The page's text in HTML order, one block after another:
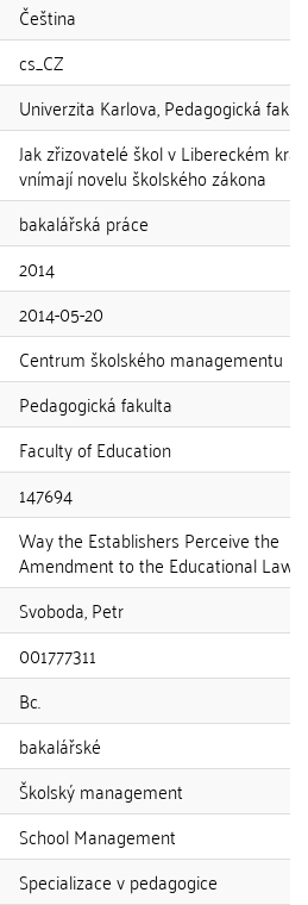
Čeština
cs_CZ
Univerzita Karlova, Pedagogická
Jak zřizovatelé škol v Libereckém kraji
vnímají novelu školského zákona
bakalářská práce
2014
2014-05-20
Centrum školského managementu
Pedagogická fakulta
Faculty of Education
147694
Way the Establishers Perceive the
Amendment to the Educational Law
Svoboda, Petr
001777311
Bc.
bakalářské
Školský management
School Management
Specializace v pedagogice